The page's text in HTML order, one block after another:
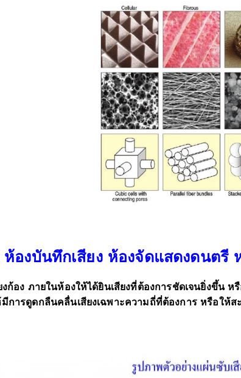
องบันทึกเสียง ห้องจัดแสดงดนตรี
ก้อง ภายในห้องให้ได้ยินเสียงที่ต้องการชัดเจนยิ่งขึ้น
การดูดกลืนคลื่นเสียงเฉพาะความถี่ที่ต้องการ หรือให้